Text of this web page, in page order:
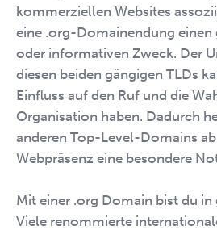
kommerziellen Websites
eine .org-Domainendung einen
oder informativen Zweck. Der
diesen beiden gängigen TLDs
Einfluss auf den Ruf und die
Organisation haben. Dadurch
anderen Top-Level-Domains
Webpräsenz eine besondere
Mit einer .org Domain bist du
Viele renommierte